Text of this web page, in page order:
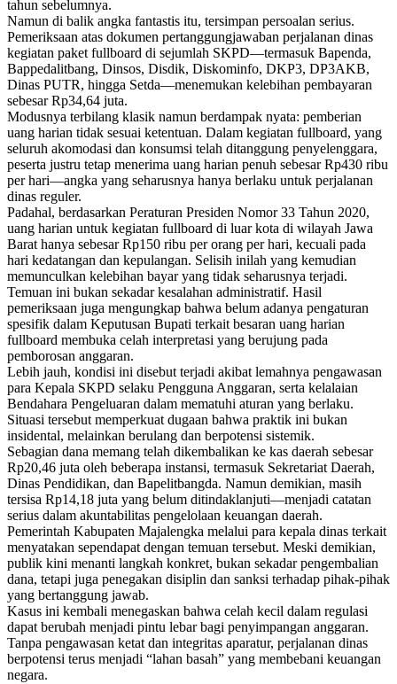
tahun sebelumnya.
Namun di balik angka fantastis itu, tersimpan persoalan serius.
Pemeriksaan atas dokumen pertanggungjawaban perjalanan dinas
kegiatan paket fullboard di sejumlah SKPD—termasuk Bapenda,
Bappedalitbang, Dinsos, Disdik, Diskominfo, DKP3, DP3AKB,
Dinas PUTR, hingga Setda—menemukan kelebihan pembayaran
sebesar Rp34,64 juta.
Modusnya terbilang klasik namun berdampak nyata: pemberian
uang harian tidak sesuai ketentuan. Dalam kegiatan fullboard, yang
seluruh akomodasi dan konsumsi telah ditanggung penyelenggara,
peserta justru tetap menerima uang harian penuh sebesar Rp430 ribu
per hari—angka yang seharusnya hanya berlaku untuk perjalanan
dinas reguler.
Padahal, berdasarkan Peraturan Presiden Nomor 33 Tahun 2020,
uang harian untuk kegiatan fullboard di luar kota di wilayah Jawa
Barat hanya sebesar Rp150 ribu per orang per hari, kecuali pada
hari kedatangan dan kepulangan. Selisih inilah yang kemudian
memunculkan kelebihan bayar yang tidak seharusnya terjadi.
Temuan ini bukan sekadar kesalahan administratif. Hasil
pemeriksaan juga mengungkap bahwa belum adanya pengaturan
spesifik dalam Keputusan Bupati terkait besaran uang harian
fullboard membuka celah interpretasi yang berujung pada
pemborosan anggaran.
Lebih jauh, kondisi ini disebut terjadi akibat lemahnya pengawasan
para Kepala SKPD selaku Pengguna Anggaran, serta kelalaian
Bendahara Pengeluaran dalam mematuhi aturan yang berlaku.
Situasi tersebut memperkuat dugaan bahwa praktik ini bukan
insidental, melainkan berulang dan berpotensi sistemik.
Sebagian dana memang telah dikembalikan ke kas daerah sebesar
Rp20,46 juta oleh beberapa instansi, termasuk Sekretariat Daerah,
Dinas Pendidikan, dan Bapelitbangda. Namun demikian, masih
tersisa Rp14,18 juta yang belum ditindaklanjuti—menjadi catatan
serius dalam akuntabilitas pengelolaan keuangan daerah.
Pemerintah Kabupaten Majalengka melalui para kepala dinas terkait
menyatakan sependapat dengan temuan tersebut. Meski demikian,
publik kini menanti langkah konkret, bukan sekadar pengembalian
dana, tetapi juga penegakan disiplin dan sanksi terhadap pihak-pihak
yang bertanggung jawab.
Kasus ini kembali menegaskan bahwa celah kecil dalam regulasi
dapat berubah menjadi pintu lebar bagi penyimpangan anggaran.
Tanpa pengawasan ketat dan integritas aparatur, perjalanan dinas
berpotensi terus menjadi “lahan basah” yang membebani keuangan
negara.